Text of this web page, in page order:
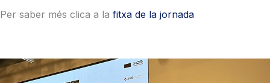
Per saber més clica a la fitxa de la jornada